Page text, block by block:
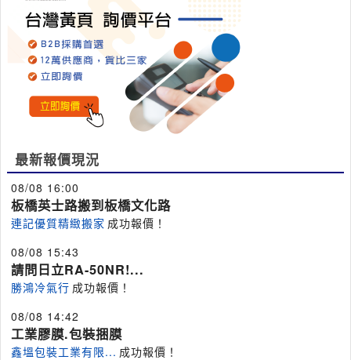
最新報價現況
08/08 16:00
板橋英士路搬到板橋文化路
連記優質精緻搬家 成功報價！
08/08 15:43
請問日立RA-50NR!...
勝鴻冷氣行 成功報價！
08/08 14:42
工業膠膜.包裝捆膜
鑫塭包裝工業有限... 成功報價！